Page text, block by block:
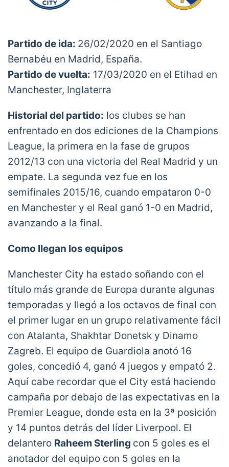
Partido de ida: 26/02/2020 en el Santiago
Bernabéu en Madrid, España.
Partido de vuelta: 17/03/2020 en el Etihad en
Manchester, Inglaterra
Historial del partido: los clubes se han
enfrentado en dos ediciones de la Champions
League, la primera en la fase de grupos
2012/13 con una victoria del Real Madrid y un
empate. La segunda vez fue en los
semifinales 2015/16, cuando empataron 0-0
en Manchester y el Real ganó 1-0 en Madrid,
avanzando a la final.
Como llegan los equipos
Manchester City ha estado soñando con el
título más grande de Europa durante algunas
temporadas y llegó a los octavos de final con
el primer lugar en un grupo relativamente fácil
con Atalanta, Shakhtar Donetsk y Dinamo
Zagreb. El equipo de Guardiola anotó 16
goles, concedió 4, ganó 4 juegos y empató 2.
Aquí cabe recordar que el City está haciendo
campaña por debajo de las expectativas en la
Premier League, donde esta en la 3ª posición
y 14 puntos detrás del líder Liverpool. El
delantero Raheem Sterling con 5 goles es el
anotador del equipo con 5 goles en la